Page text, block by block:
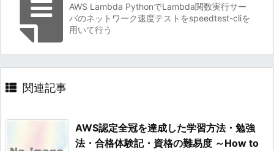
AWS Lambda PythonでLambda関数実行サー
バのネットワーク速度テストをspeedtest-cliを
用いて行う
関連記事
AWS認定全冠を達成した学習方法・勉強
法・合格体験記・資格の難易度 ～How to